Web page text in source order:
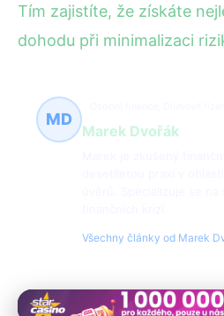
Tím zajistíte, že získáte
dohodu při minimalizaci
MD
Marek Dvořák
Všechny články od Marek